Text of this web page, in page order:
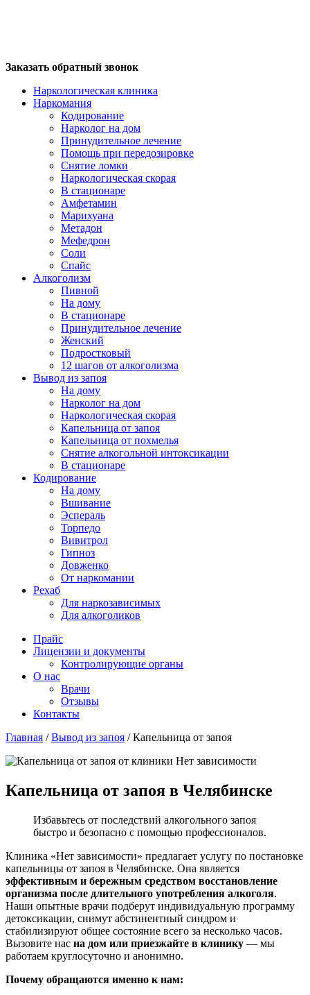
Заказать обратный звонок
Наркологическая клиника
Наркомания
Кодирование
Нарколог на дом
Принудительное лечение
Помощь при передозировке
Снятие ломки
Наркологическая скорая
В стационаре
Амфетамин
Марихуана
Метадон
Мефедрон
Соли
Спайс
Алкоголизм
Пивной
На дому
В стационаре
Принудительное лечение
Женский
Подростковый
12 шагов от алкоголизма
Вывод из запоя
На дому
Нарколог на дом
Наркологическая скорая
Капельница от запоя
Капельница от похмелья
Снятие алкогольной интоксикации
В стационаре
Кодирование
На дому
Вшивание
Эспераль
Торпедо
Вивитрол
Гипноз
Довженко
От наркомании
Рехаб
Для наркозависимых
Для алкоголиков
Прайс
Лицензии и документы
Контролирующие органы
О нас
Врачи
Отзывы
Контакты
Главная /Вывод из запоя /Капельница от запоя
Капельница от запоя в Челябинске
Избавьтесь от последствий алкогольного запоя
быстро и безопасно с помощью профессионалов.
Клиника «Нет зависимости» предлагает услугу по постановке
капельницы от запоя в Челябинске. Она является
эффективным и бережным средством восстановление
организма после длительного употребления алкоголя.
Наши опытные врачи подберут индивидуальную программу
детоксикации, снимут абстинентный синдром и
стабилизируют общее состояние всего за несколько часов.
Вызовите нас на дом или приезжайте в клинику — мы
работаем круглосуточно и анонимно.
Почему обращаются именно к нам: